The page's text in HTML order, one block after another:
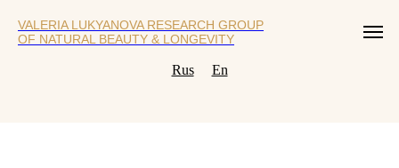
VALERIA LUKYANOVA RESEARCH GROUP
OF NATURAL BEAUTY & LONGEVITY
Rus En